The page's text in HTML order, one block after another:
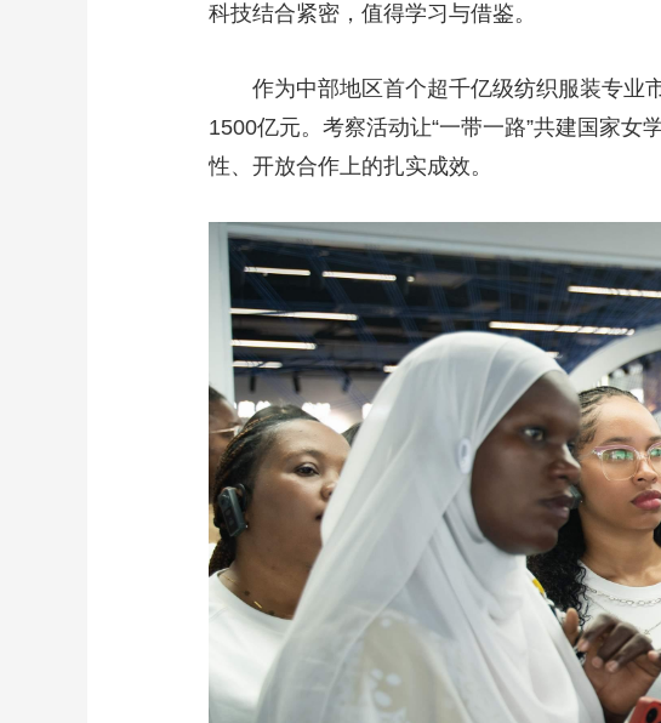
科技结合紧密，值得学习与借鉴。
作为中部地区首个超千亿级纺织服装专业
1500亿元。考察活动让“一带一路”共建国家
性、开放合作上的扎实成效。